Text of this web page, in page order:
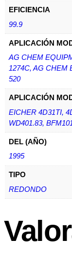
EFICIENCIA
99.9
APLICACIÓN
AG CHEM
1274C, AG CHEM
520
APLICACIÓN
EICHER 4D31TI,
WD401.83,
DEL (AÑO)
1995
TIPO
REDONDO